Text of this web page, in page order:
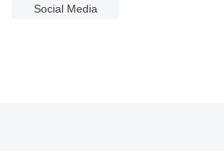
Social Media